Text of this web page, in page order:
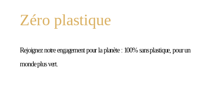
Zéro plastique
Rejoignez notre engagement pour la planète : 100% sans plastique, pour un
monde plus vert.